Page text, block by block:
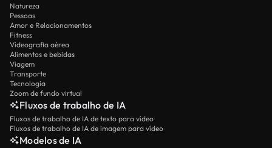
Natureza
Pessoas
Amor e Relacionamentos
Fitness
Videografia aérea
Alimentos e bebidas
Viagem
Transporte
Tecnologia
Zoom de fundo virtual
Fluxos de trabalho de IA
Fluxos de trabalho de IA de texto para vídeo
Fluxos de trabalho de IA de imagem para vídeo
Modelos de IA